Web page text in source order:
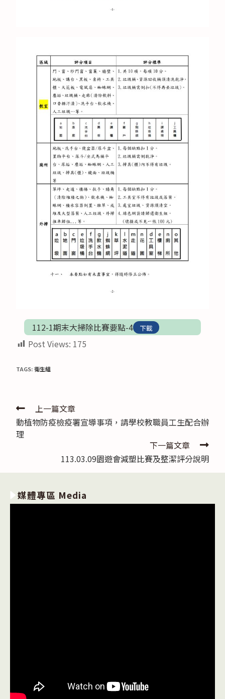
112-1期末大掃除比賽要點-4 下載
Post Views: 175
TAGS:衛生組
Read
more
articles
上一篇文章
動植物防疫檢疫署宣導事項，請學校教職員工生配合辦
理
下一篇文章
113.03.09園遊會減塑比賽及整潔評分說明
媒體專區 Media